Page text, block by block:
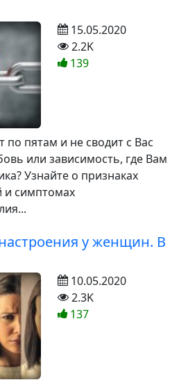
пятам и не сводит с Вас
или зависимость, где Вам
Узнайте о признаках
и симптомах
15.05.2020
2.2K
139
у женщин. В
10.05.2020
2.3K
137